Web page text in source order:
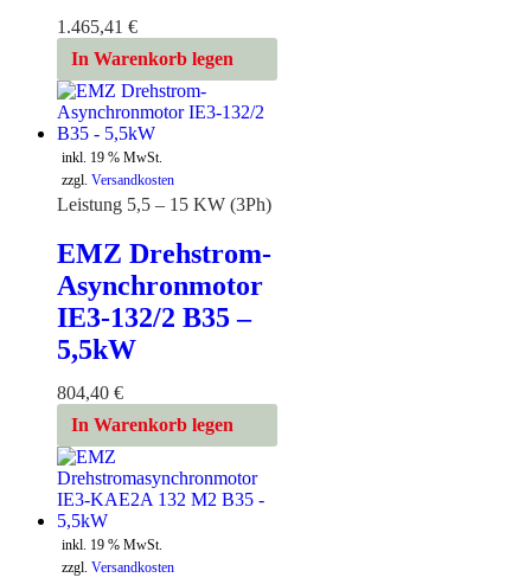
1.465,41 €
In Warenkorb legen
inkl. 19 % MwSt.
zzgl. Versandkosten
Leistung 5,5 – 15 KW (3Ph)
EMZ Drehstrom-
Asynchronmotor
IE3-132/2 B35 –
5,5kW
804,40 €
In Warenkorb legen
inkl. 19 % MwSt.
zzgl. Versandkosten